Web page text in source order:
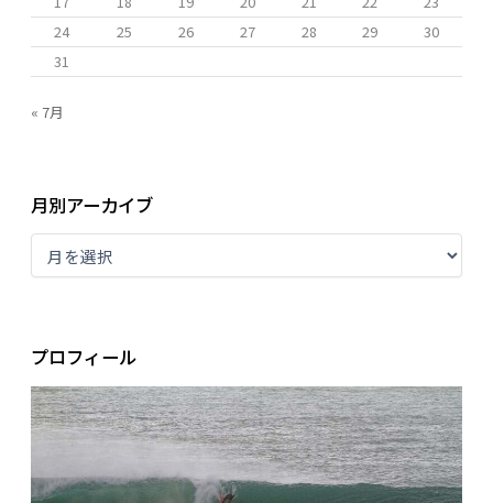
24
25 26 27 28 29
30
31
« 7月
月別アーカイブ
プロフィール